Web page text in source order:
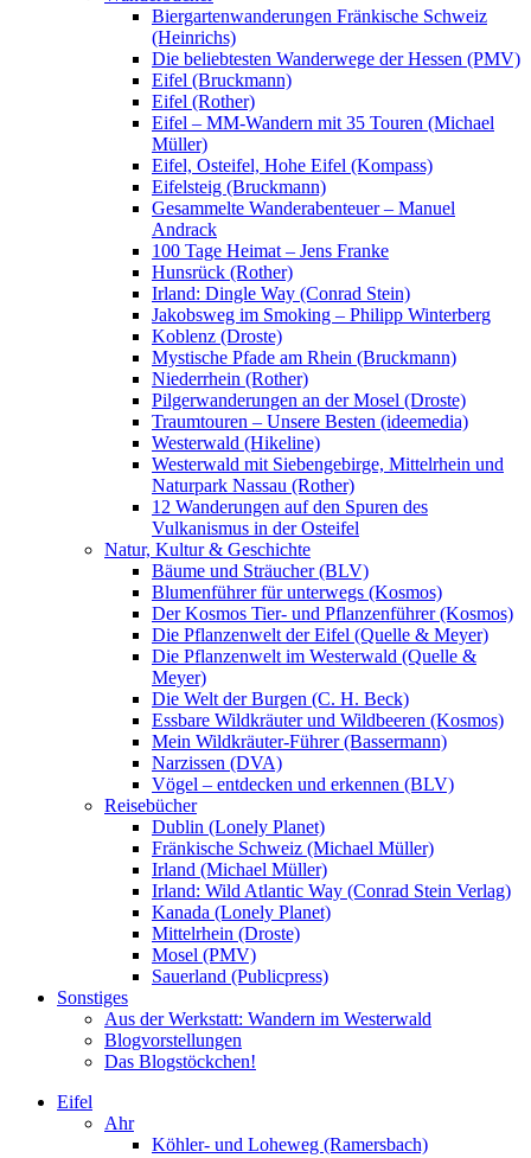
Biergartenwanderungen Fränkische Schweiz
(Heinrichs)
Die beliebtesten Wanderwege der Hessen (PMV)
Eifel (Bruckmann)
Eifel (Rother)
Eifel – MM-Wandern mit 35 Touren (Michael
Müller)
Eifel, Osteifel, Hohe Eifel (Kompass)
Eifelsteig (Bruckmann)
Gesammelte Wanderabenteuer – Manuel
Andrack
100 Tage Heimat – Jens Franke
Hunsrück (Rother)
Irland: Dingle Way (Conrad Stein)
Jakobsweg im Smoking – Philipp Winterberg
Koblenz (Droste)
Mystische Pfade am Rhein (Bruckmann)
Niederrhein (Rother)
Pilgerwanderungen an der Mosel (Droste)
Traumtouren – Unsere Besten (ideemedia)
Westerwald (Hikeline)
Westerwald mit Siebengebirge, Mittelrhein und
Naturpark Nassau (Rother)
12 Wanderungen auf den Spuren des
Vulkanismus in der Osteifel
Natur, Kultur & Geschichte
Bäume und Sträucher (BLV)
Blumenführer für unterwegs (Kosmos)
Der Kosmos Tier- und Pflanzenführer (Kosmos)
Die Pflanzenwelt der Eifel (Quelle & Meyer)
Die Pflanzenwelt im Westerwald (Quelle &
Meyer)
Die Welt der Burgen (C. H. Beck)
Essbare Wildkräuter und Wildbeeren (Kosmos)
Mein Wildkräuter-Führer (Bassermann)
Narzissen (DVA)
Vögel – entdecken und erkennen (BLV)
Reisebücher
Dublin (Lonely Planet)
Fränkische Schweiz (Michael Müller)
Irland (Michael Müller)
Irland: Wild Atlantic Way (Conrad Stein Verlag)
Kanada (Lonely Planet)
Mittelrhein (Droste)
Mosel (PMV)
Sauerland (Publicpress)
Sonstiges
Aus der Werkstatt: Wandern im Westerwald
Blogvorstellungen
Das Blogstöckchen!
Eifel
Ahr
Köhler- und Loheweg (Ramersbach)